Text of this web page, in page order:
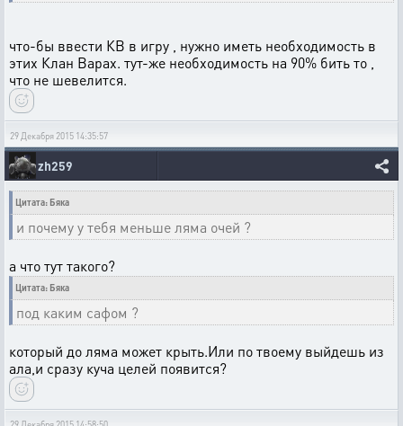
что-бы ввести КВ в игру , нужно иметь необходимость в
этих Клан Варах. тут-же необходимость на 90% бить то ,
что не шевелится.
29 Декабря 2015 14:35:57
zh259
Цитата: Бяка
и почему у тебя меньше ляма очей ?
а что тут такого?
Цитата: Бяка
под каким сафом ?
который до ляма может крыть.Или по твоему выйдешь из
ала,и сразу куча целей появится?